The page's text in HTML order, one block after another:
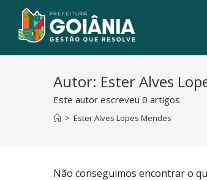
Autor: Ester Alves
Este autor escreveu 0 artigos
> Ester Alves Lopes Mendes
Não conseguimos encontrar o